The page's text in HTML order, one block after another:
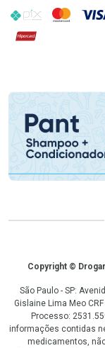
PIX MasterCard
VISA
Hipercard
Promoção
CopyrightCopyright ©
São Paulo - SP:
Gislaine Lima Meo
Processo:
informações contidas
medicamentos,